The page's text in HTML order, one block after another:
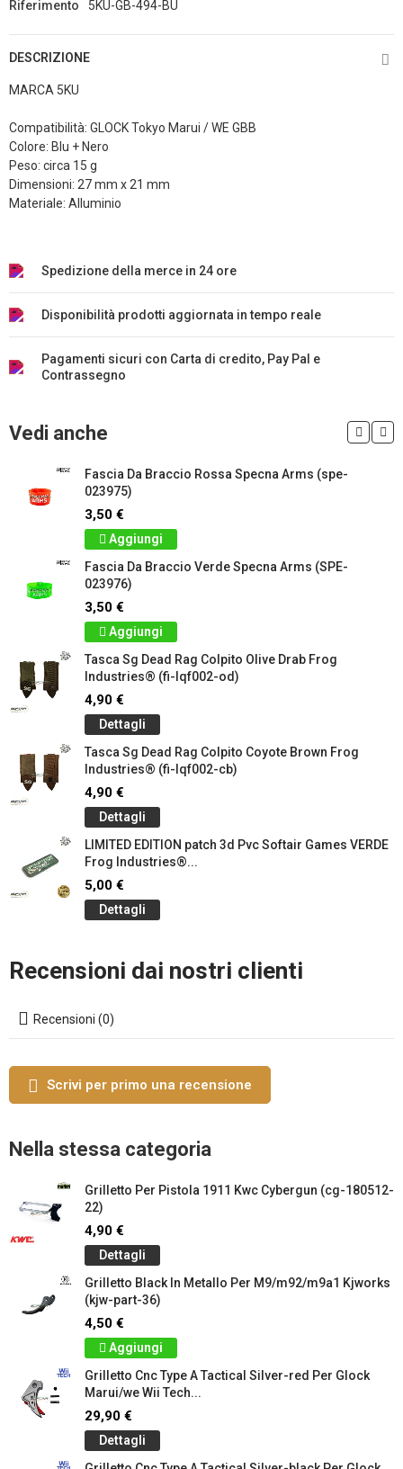
Riferimento
5KU-GB-494-BU
DESCRIZIONE
MARCA 5KU
Compatibilità: GLOCK Tokyo Marui / WE GBB
Colore: Blu + Nero
Peso: circa 15 g
Dimensioni: 27 mm x 21 mm
Materiale: Alluminio
Spedizione della merce in 24 ore
Disponibilità prodotti aggiornata in tempo reale
Pagamenti sicuri con Carta di credito, Pay Pal e
Contrassegno
Vedi anche
Fascia Da Braccio Rossa Specna Arms (spe-
023975)
3,50 €
Aggiungi
Fascia Da Braccio Verde Specna Arms (SPE-
023976)
3,50 €
Aggiungi
Tasca Sg Dead Rag Colpito Olive Drab Frog
Industries® (fi-lqf002-od)
4,90 €
Dettagli
Tasca Sg Dead Rag Colpito Coyote Brown Frog
Industries® (fi-lqf002-cb)
4,90 €
Dettagli
LIMITED EDITION patch 3d Pvc Softair Games VERDE
Frog Industries®...
5,00 €
Dettagli
Recensioni dai nostri clienti
Recensioni (0)
Scrivi per primo una recensione
Nella stessa categoria
Grilletto Per Pistola 1911 Kwc Cybergun (cg-180512-
22)
4,90 €
Dettagli
Grilletto Black In Metallo Per M9/m92/m9a1 Kjworks
(kjw-part-36)
4,50 €
Aggiungi
Grilletto Cnc Type A Tactical Silver-red Per Glock
Marui/we Wii Tech...
29,90 €
Dettagli